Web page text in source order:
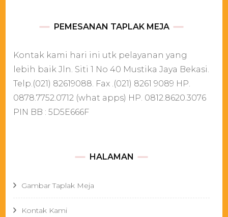
PEMESANAN TAPLAK MEJA
Kontak kami hari ini utk pelayanan yang
lebih baik Jln. Siti 1 No 40 Mustika Jaya Bekasi.
Telp.(021) 82619088. Fax .(021) 8261 9089 HP.
0878.7752.0712 (what apps) HP. 0812.8620.3076
PIN BB : 5D5E666F
HALAMAN
Gambar Taplak Meja
Kontak Kami